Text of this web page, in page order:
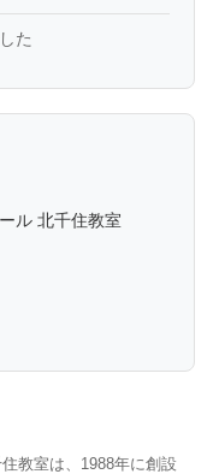
た
ル 北千住教室
教室は、1988年に創設